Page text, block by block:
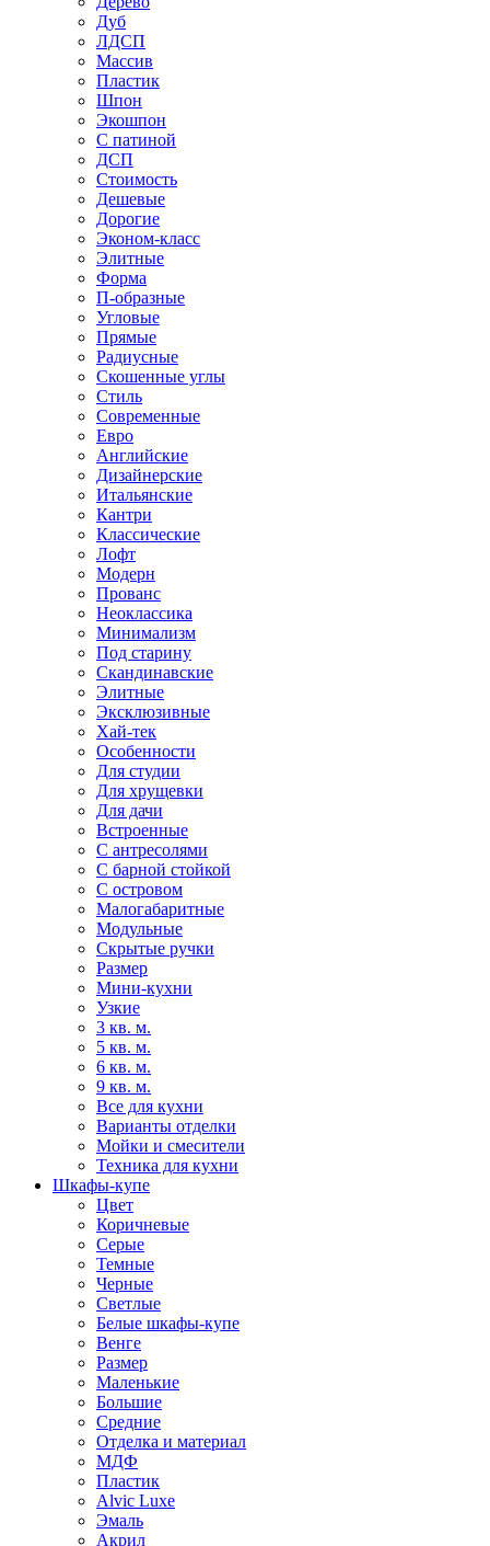
Дуб
ЛДСП
Массив
Пластик
Шпон
Экошпон
С патиной
ДСП
Стоимость
Дешевые
Дорогие
Эконом-класс
Элитные
Форма
П-образные
Угловые
Прямые
Радиусные
Скошенные углы
Стиль
Современные
Евро
Английские
Дизайнерские
Итальянские
Кантри
Классические
Лофт
Модерн
Прованс
Неоклассика
Минимализм
Под старину
Скандинавские
Элитные
Эксклюзивные
Хай-тек
Особенности
Для студии
Для хрущевки
Для дачи
Встроенные
С антресолями
С барной стойкой
С островом
Малогабаритные
Модульные
Скрытые ручки
Размер
Мини-кухни
Узкие
3 кв. м.
5 кв. м.
6 кв. м.
9 кв. м.
Все для кухни
Варианты отделки
Мойки и смесители
Техника для кухни
Шкафы-купе
Цвет
Коричневые
Серые
Темные
Черные
Светлые
Белые шкафы-купе
Венге
Размер
Маленькие
Большие
Средние
Отделка и материал
МДФ
Пластик
Alvic Luxe
Эмаль
Акрил